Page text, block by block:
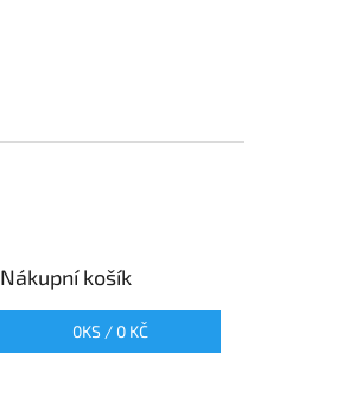
Nákupní košík
0KS / 0 KČ